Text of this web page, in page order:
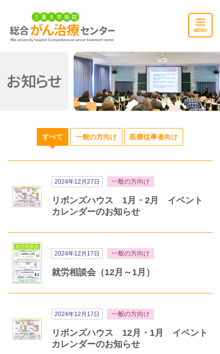
MENU
お知らせ
すべて 一般の方向け 医療従事者向け
2024年12月27日 一般の方向け
リボンズハウス 1月・2月 イベント
カレンダーのお知らせ
2024年12月17日 一般の方向け
就労相談会（12月～1月）
2024年12月17日 一般の方向け
リボンズハウス 12月・1月 イベント
カレンダーのお知らせ